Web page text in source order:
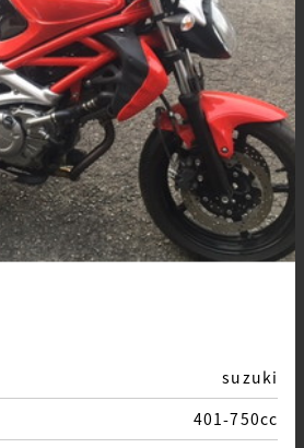
suzuki
401-750cc